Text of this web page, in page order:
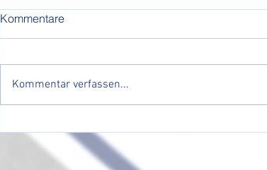
25/26
Kommentare
Kommentar verfassen...